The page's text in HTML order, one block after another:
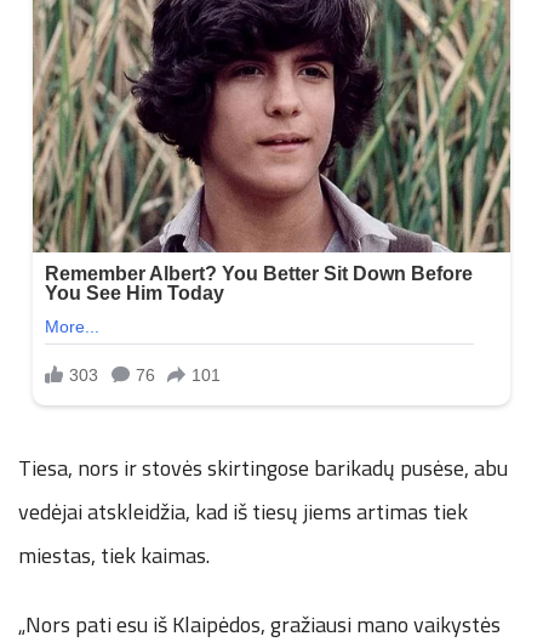
Tiesa, nors ir stovės skirtingose barikadų pusėse, abu
vedėjai atskleidžia, kad iš tiesų jiems artimas tiek
miestas, tiek kaimas.
„Nors pati esu iš Klaipėdos, gražiausi mano vaikystės